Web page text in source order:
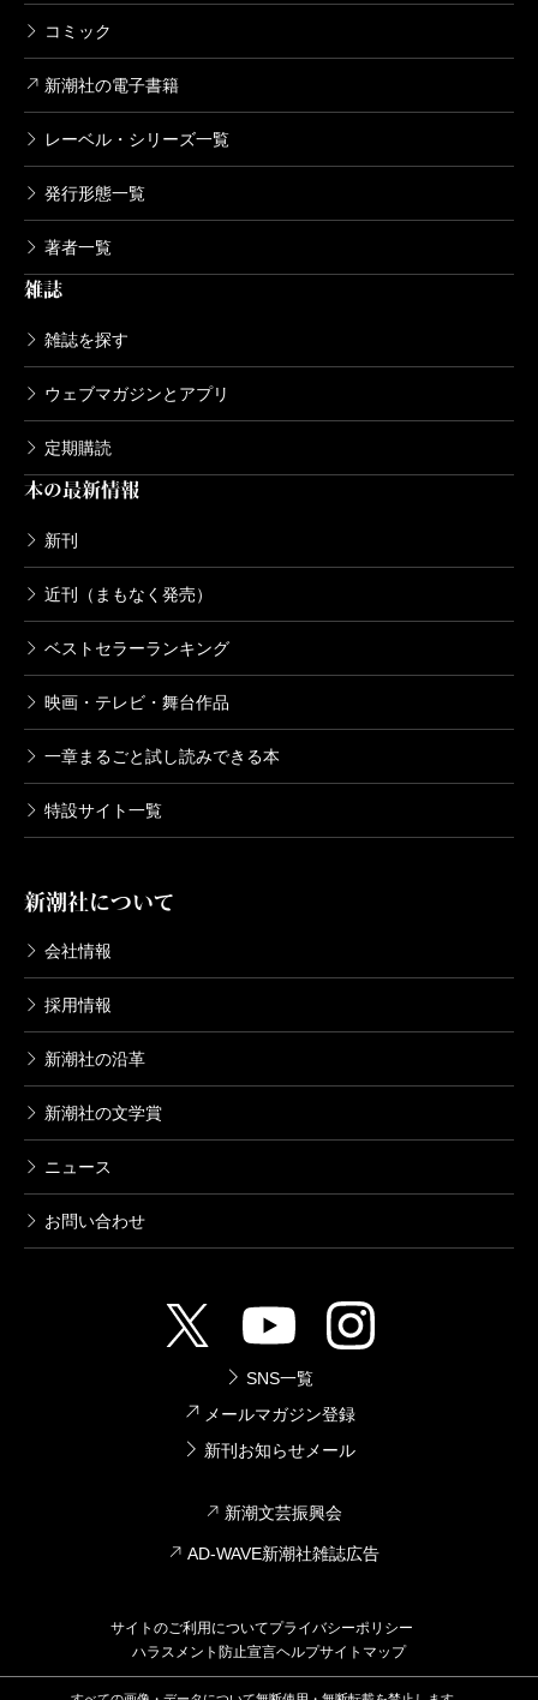
コミック
新潮社の電子書籍
レーベル・シリーズ一覧
発行形態一覧
著者一覧
雑誌
雑誌を探す
ウェブマガジンとアプリ
定期購読
本の最新情報
新刊
近刊（まもなく発売）
ベストセラーランキング
映画・テレビ・舞台作品
一章まるごと試し読みできる本
特設サイト一覧
新潮社について
会社情報
採用情報
新潮社の沿革
新潮社の文学賞
ニュース
お問い合わせ
SNS一覧
メールマガジン登録
新刊お知らせメール
新潮文芸振興会
AD-WAVE新潮社雑誌広告
サイトのご利用についてプライバシーポリシー
ハラスメント防止宣言ヘルプサイトマップ